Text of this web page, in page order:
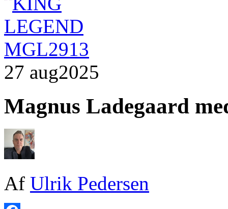
27 aug2025
Magnus Ladegaard
Af Ulrik Pedersen